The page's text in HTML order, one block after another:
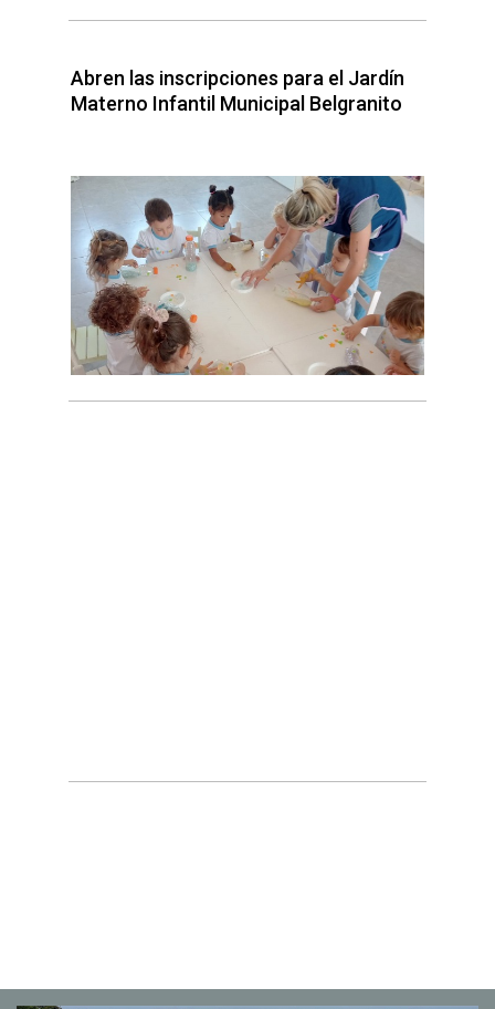
Abren las inscripciones para el Jardín
Materno Infantil Municipal Belgranito